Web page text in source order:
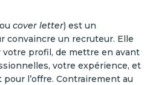
cover letter) est un
convaincre un recruteur. Elle
votre profil, de mettre en avant
votre expérience, et
l’offre. Contrairement au